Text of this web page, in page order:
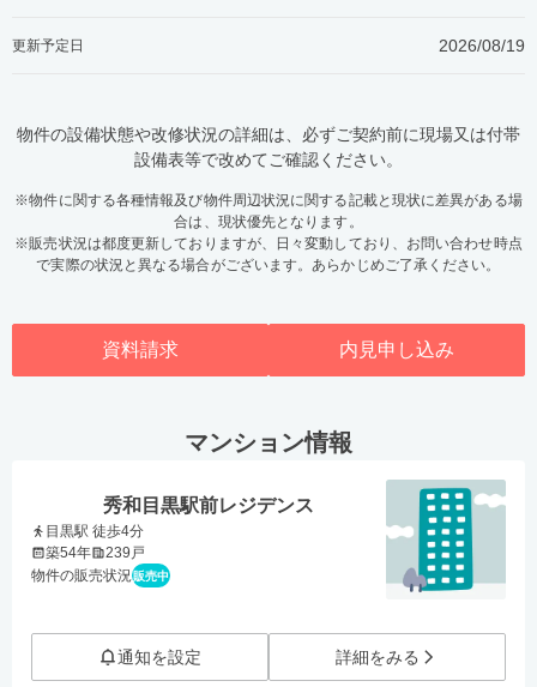
更新予定日 2026/08/19
物件の設備状態や改修状況の詳細は、必ずご契約前に現場又は付帯
設備表等で改めてご確認ください。
※物件に関する各種情報及び物件周辺状況に関する記載と現状に差異がある場
合は、現状優先となります。
※販売状況は都度更新しておりますが、日々変動しており、お問い合わせ時点
で実際の状況と異なる場合がございます。あらかじめご了承ください。
資料請求 内見申し込み
マンション情報
秀和目黒駅前レジデンス
目黒駅 徒歩4分
築54年
239戸
物件の販売状況販売中
通知を設定 詳細をみる